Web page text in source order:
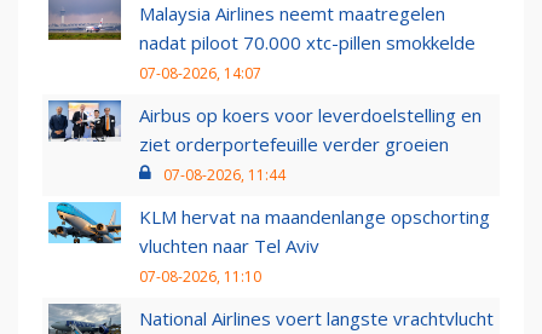
Malaysia Airlines neemt maatregelen
nadat piloot 70.000 xtc-pillen smokkelde
07-08-2026, 14:07
Airbus op koers voor leverdoelstelling en
ziet orderportefeuille verder groeien
07-08-2026, 11:44
KLM hervat na maandenlange opschorting
vluchten naar Tel Aviv
07-08-2026, 11:10
National Airlines voert langste vrachtvlucht